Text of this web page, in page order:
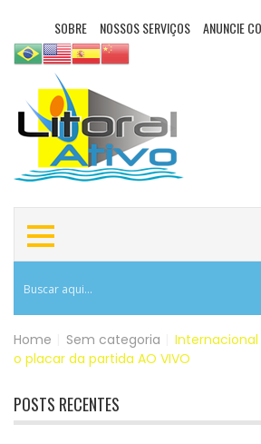
SOBRE NOSSOS SERVIÇOS ANUNCIE
Home Sem categoria
o placar da partida AO VIVO
POSTS RECENTES